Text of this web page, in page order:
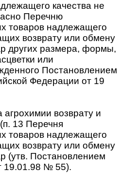
качества не
Перечню
товаров надлежащего
возврату или обмену
других размера, формы,
или
Постановлением
Федерации от 19
возврату и
13 Перечня
товаров надлежащего
возврату или обмену
(утв. Постановлением
19.01.98 № 55).